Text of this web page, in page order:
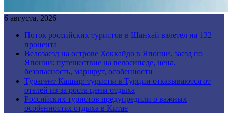
6 августа, 2026
Поток российских туристов в Шанхай взлетел на 132
процента
Велозаезд на острове Хоккайдо в Японии, заезд по
Японии: путешествие на велосипеде, цена,
безопасность, маршрут, особенности
Турагент Кашыр: туристы в Турции отказываются от
отелей из-за роста цены отдыха
Российских туристов предупредили о важных
особенностях отдыха в Китае